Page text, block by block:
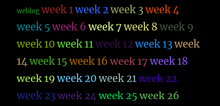
weblog week 1week 2week 3week 4
week 5 week 6 week 7 week 8 week 9
week 10 week 11week 12week 13week
14week 15 week 16 week 17 week 18
week 19 week 20 week 21week 22
week 23week 24week 25 week 26